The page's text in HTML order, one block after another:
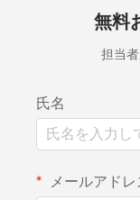
無料
担当
氏名
メールアドレ